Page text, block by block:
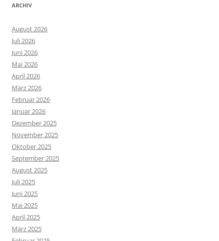
ARCHIV
August 2026
Juli 2026
Juni 2026
Mai 2026
April 2026
März 2026
Februar 2026
Januar 2026
Dezember 2025
November 2025
Oktober 2025
September 2025
August 2025
Juli 2025
Juni 2025
Mai 2025
April 2025
März 2025